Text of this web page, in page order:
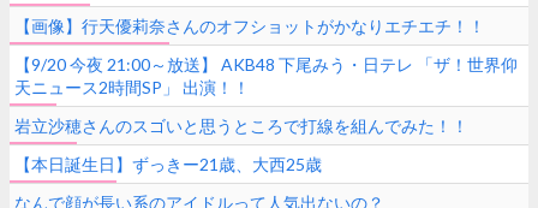
【画像】行天優莉奈さんのオフショットがかなりエチエチ！！
【9/20 今夜 21:00～放送】 AKB48 下尾みう・日テレ 「ザ！世界仰
天ニュース2時間SP」 出演！！
岩立沙穂さんのスゴいと思うところで打線を組んでみた！！
【本日誕生日】ずっきー21歳、大西25歳
なんで顔が長い系のアイドルって人気出ないの？